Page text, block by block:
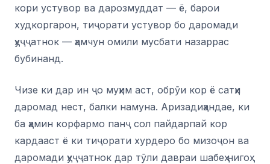
кори устувор ва дарозмуддат — ё, барои
худкоргарон, тиҷорати устувор бо даромади
ҳуҷҷатнок — ҳамчун омили мусбати назаррас
бубинанд.
Чизе ки дар ин ҷо муҳим аст, обрӯи кор ё сатҳи
даромад нест, балки намуна. Аризадиҳандае, ки
ба ҳамин корфармо панҷ сол пайдарпай кор
кардааст ё ки тиҷорати хурдеро бо мизоҷон ва
даромади ҳуҷҷатнок дар тӯли давраи шабеҳ нигоҳ